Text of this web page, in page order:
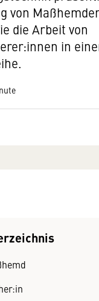
von
die Arbeit von
in
Ihre